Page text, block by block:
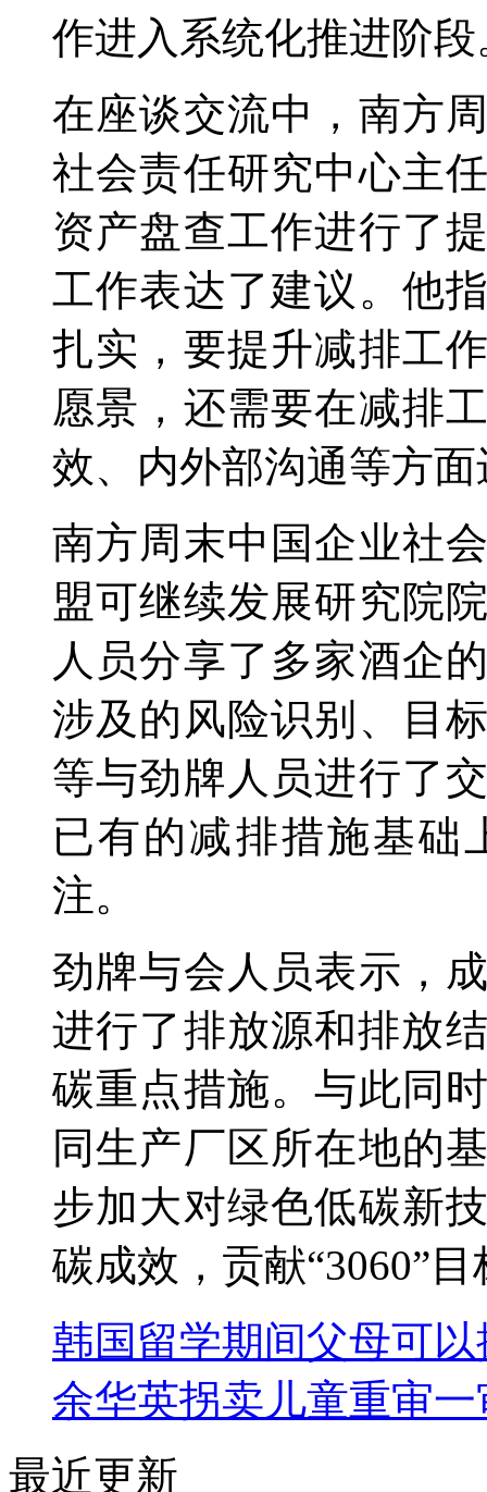
作进入系统化推进阶段
在座谈交流中，南方
社会责任研究中心主
资产盘查工作进行了
工作表达了建议。他
扎实，要提升减排工
愿景，还需要在减排
效、内外部沟通等方
南方周末中国企业社
盟可继续发展研究院
人员分享了多家酒企
涉及的风险识别、目
等与劲牌人员进行了
已有的减排措施基础
注。
劲牌与会人员表示，
进行了排放源和排放
碳重点措施。与此同
同生产厂区所在地的
步加大对绿色低碳新
碳成效，贡献“3060”目
韩国留学期间父母可
余华英拐卖儿童重审
最近更新